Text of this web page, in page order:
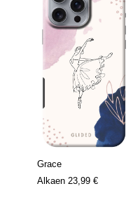
Grace
Alkaen 23,99 €